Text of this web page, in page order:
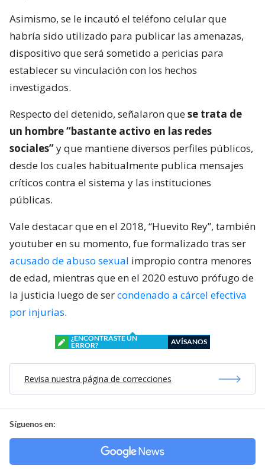
Asimismo, se le incautó el teléfono celular que
habría sido utilizado para publicar las amenazas,
dispositivo que será sometido a pericias para
establecer su vinculación con los hechos
investigados.
Respecto del detenido, señalaron quese trata de
un hombre “bastante activo en las redes
sociales”y que mantiene diversos perfiles públicos,
desde los cuales habitualmente publica mensajes
críticos contra el sistema y las instituciones
públicas.
Vale destacar que en el 2018, “Huevito Rey”, también
youtuber en su momento, fue formalizado tras ser
acusado de abuso sexual impropio contra menores
de edad, mientras que en el 2020 estuvo prófugo de
la justicia luego de sercondenado a cárcel efectiva
por injurias.
¿ENCONTRASTE UN
ERROR?
AVÍSANOS
Revisa nuestra página de correcciones
Síguenos en: